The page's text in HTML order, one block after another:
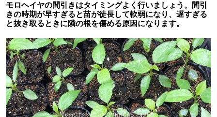
モロヘイヤの間引きはタイミングよく行いましょう。間引
きの時期が早すぎると苗が徒長して軟弱になり、遅すぎる
と抜き取るときに隣の根を傷める原因になります。